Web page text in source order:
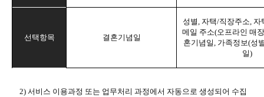
선택항목 결혼기념일
성별, 자택/직장주소, 자
메일 주소(오프라인 매장
혼기념일, 가족정보(성
일)
2)서비스 이용과정 또는 업무처리 과정에서 자동으로 생성되어 수집